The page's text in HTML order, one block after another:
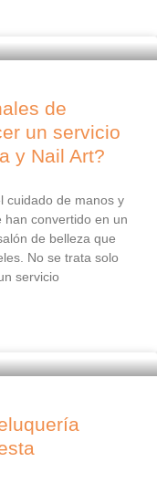
de
un servicio
y Nail Art?
cuidado de manos y
han convertido en un
de belleza que
No se trata solo
servicio